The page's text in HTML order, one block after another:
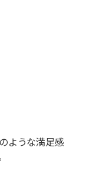
ような満足感